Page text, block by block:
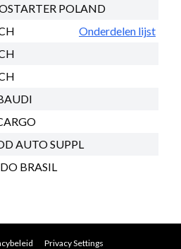
POLAND
Onderdelen lijst
AUTO SUPPL
BRASIL
Privacy Settings